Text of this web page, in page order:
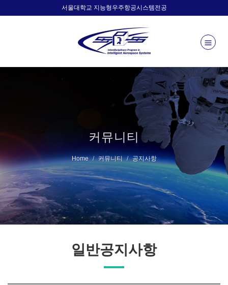
서울대학교 지능형우주항공시스템전공
커뮤니티
Home 커뮤니티 공지사항
일반공지사항